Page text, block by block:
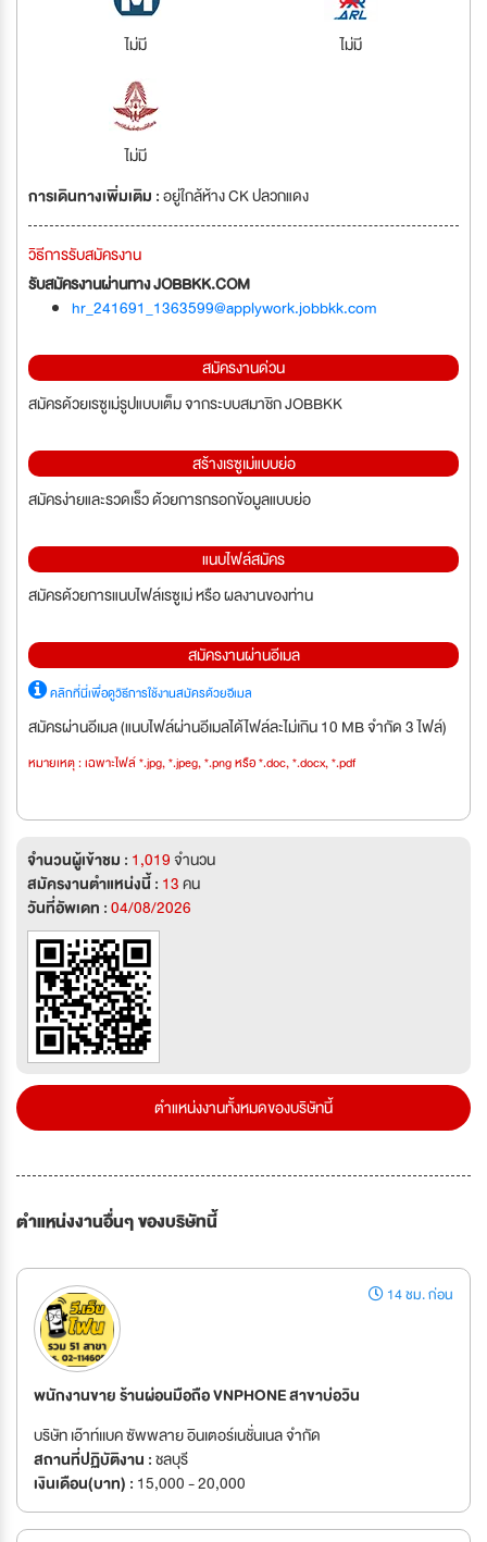
ไม่มี ไม่มี
ไม่มี
การเดินทางเพิ่มเติม :อยู่ใกล้ห้าง CK ปลวกแดง
วิธีการรับสมัครงาน
รับสมัครงานผ่านทาง JOBBKK.COM
hr_241691_1363599@applywork.jobbkk.com
สมัครงานด่วน
สมัครด้วยเรซูเม่รูปแบบเต็ม จากระบบสมาชิก JOBBKK
สร้างเรซูเม่แบบย่อ
สมัครง่ายและรวดเร็ว ด้วยการกรอกข้อมูลแบบย่อ
แนบไฟล์สมัคร
สมัครด้วยการแนบไฟล์เรซูเม่ หรือ ผลงานของท่าน
สมัครงานผ่านอีเมล
คลิกที่นี่เพื่อดูวิธีการใช้งานสมัครด้วยอีเมล
สมัครผ่านอีเมล (แนบไฟล์ผ่านอีเมลได้ไฟล์ละไม่เกิน 10 MB จำกัด 3 ไฟล์)
หมายเหตุ : เฉพาะไฟล์ *.jpg, *.jpeg, *.png หรือ *.doc, *.docx, *.pdf
จำนวนผู้เข้าชม : 1,019จำนวน
สมัครงานตำแหน่งนี้ : 13คน
วันที่อัพเดท :04/08/2026
ตำแหน่งงานทั้งหมดของบริษัทนี้
ตำแหน่งงานอื่นๆ ของบริษัทนี้
14 ชม. ก่อน
พนักงานขาย ร้านผ่อนมือถือ VNPHONE สาขาบ่อวิน
บริษัท เอ๊าท์เเบค ซัพพลาย อินเตอร์เนชั่นเนล จำกัด
สถานที่ปฏิบัติงาน :ชลบุรี
เงินเดือน(บาท) : 15,000 - 20,000